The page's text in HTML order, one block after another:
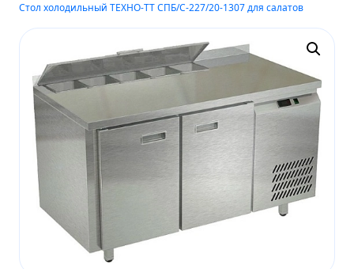
Стол холодильный ТЕХНО-ТТ СПБ/С-227/20-1307 для салатов